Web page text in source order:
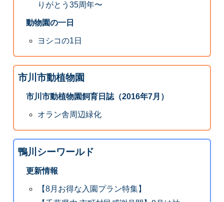
りがとう35周年〜
動物園の一日
ヨシコの1日
市川市動植物園
市川市動植物園飼育日誌（2016年7月）
オラン舎周辺緑化
鴨川シーワールド
更新情報
【8月お得な入園プラン特集】